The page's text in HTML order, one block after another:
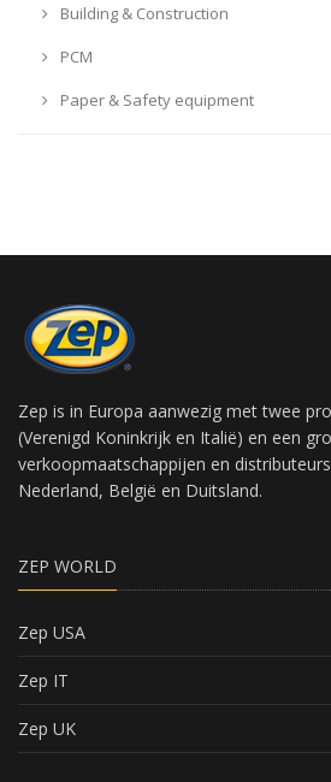
Building & Construction
PCM
Paper & Safety equipment
Zep is in Europa aanwezig met twee
(Verenigd Koninkrijk en Italië) en een
verkoopmaatschappijen en
Nederland, België en Duitsland.
ZEP WORLD
Zep USA
Zep IT
Zep UK